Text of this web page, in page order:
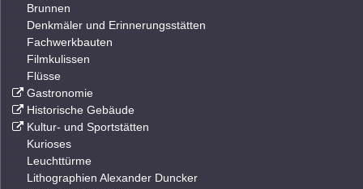
Brunnen
Denkmäler und Erinnerungsstätten
Fachwerkbauten
Filmkulissen
Flüsse
Gastronomie
Historische Gebäude
Kultur- und Sportstätten
Kurioses
Leuchttürme
Lithographien Alexander Duncker